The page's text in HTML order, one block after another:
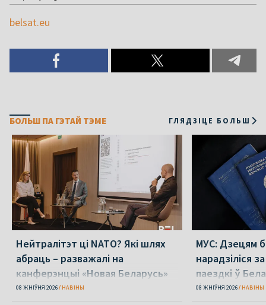
belsat.eu
БОЛЬШ ПА ГЭТАЙ ТЭМЕ ГЛЯДЗІЦЕ БОЛЬШ
Нейтралітэт ці NATO? Які шлях
абраць – разважалі на
канферэнцыі «Новая Беларусь»
08 ЖНІЎНЯ 2026 НАВІНЫ
МУС: Дзецям
нарадзіліся
паездкі ў
беларускі
08 ЖНІЎНЯ 2026 НАВІНЫ